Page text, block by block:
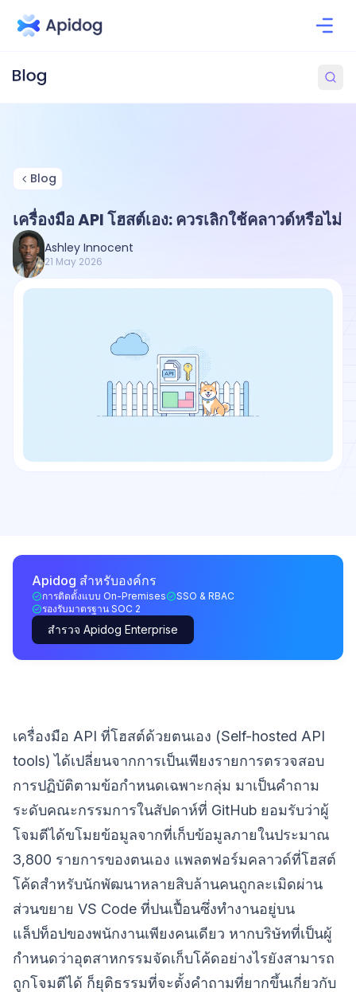
Blog
เครื่องมือ API โฮสต์เอง: ควรเลิกใช้คลาวด์หรือไม่
Ashley Innocent
21 May 2026
Apidog สำหรับองค์กร
การติดตั้งแบบ On-Premises
SSO & RBAC
รองรับมาตรฐาน SOC 2
สำรวจ Apidog Enterprise
เครื่องมือ API ที่โฮสต์ด้วยตนเอง (Self-hosted API
tools) ได้เปลี่ยนจากการเป็นเพียงรายการตรวจสอบ
การปฏิบัติตามข้อกำหนดเฉพาะกลุ่ม มาเป็นคำถาม
ระดับคณะกรรมการในสัปดาห์ที่ GitHub ยอมรับว่าผู้
โจมตีได้ขโมยข้อมูลจากที่เก็บข้อมูลภายในประมาณ
3,800 รายการของตนเอง แพลตฟอร์มคลาวด์ที่โฮสต์
โค้ดสำหรับนักพัฒนาหลายสิบล้านคนถูกละเมิดผ่าน
ส่วนขยาย VS Code ที่ปนเปื้อนซึ่งทำงานอยู่บน
แล็ปท็อปของพนักงานเพียงคนเดียว หากบริษัทที่เป็นผู้
กำหนดว่าอุตสาหกรรมจัดเก็บโค้ดอย่างไรยังสามารถ
ถูกโจมตีได้ ก็ยุติธรรมที่จะตั้งคำถามที่ยากขึ้นเกี่ยวกับ